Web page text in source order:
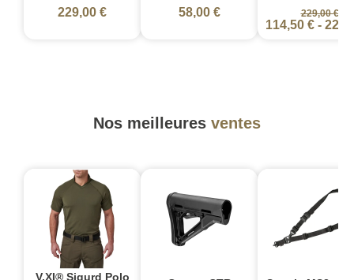
229,00 € 58,00 € 229,00 €
114,50 € -
Nos meilleures ventes
V.XI® Sigurd Polo